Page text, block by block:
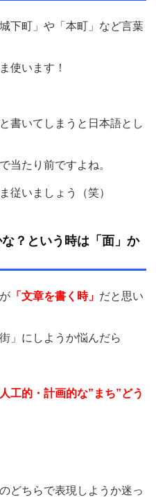
下町」や「本町」など言葉
使います！
書いてしまうと日本語とし
当たり前ですよね。
従いましょう（笑）
？という時は「面」か
「文章を書く時」 だと思い
」にしようか悩んだら
工的・計画的な”まち”どう
どちらで表現しようか迷っ